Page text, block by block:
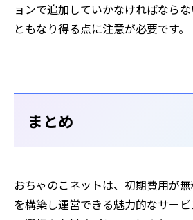
ョンで追加していかなければなら
ともなり得る点に注意が必要です。
まとめ
おちゃのこネットは、初期費用が
を構築し運営できる魅力的なサー